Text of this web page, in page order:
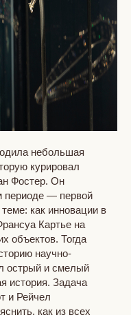
небольшая
курировал
Фостер. Он
периоде — первой
как инновации в
Картье на
объектов. Тогда
научно-
острый и смелый
история. Задача
и Рейчел
как из всех